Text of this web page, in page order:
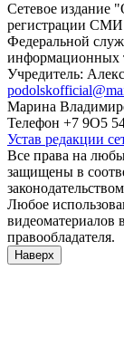
Сетевое издание
регистрации
Федеральной
информационных
Учредитель:
Марина
Телефон +7 9О5
Устав редакции
Все права на
защищены в
Любое
видеоматериалов
правообладателя.
Наверх